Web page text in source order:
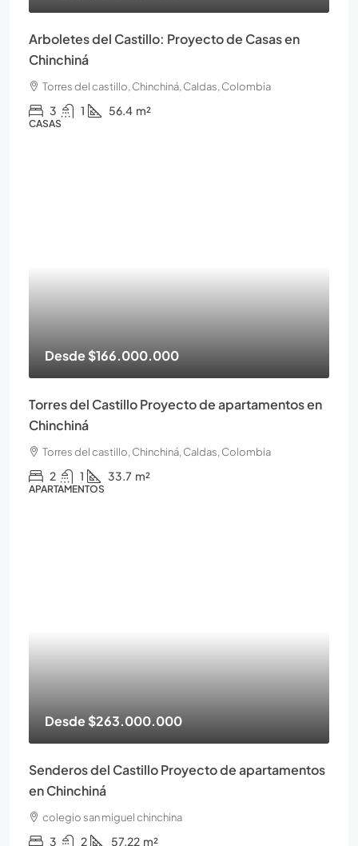
Arboletes del Castillo: Proyecto de Casas en
Chinchiná
Torres del castillo, Chinchiná, Caldas, Colombia
3 1 56.4 m²
CASAS
Desde$166.000.000
Torres del Castillo Proyecto de apartamentos en
Chinchiná
Torres del castillo, Chinchiná, Caldas, Colombia
2 1 33.7 m²
APARTAMENTOS
Desde$263.000.000
Senderos del Castillo Proyecto de apartamentos
en Chinchiná
colegio san miguel chinchina
3 2 57.22 m²